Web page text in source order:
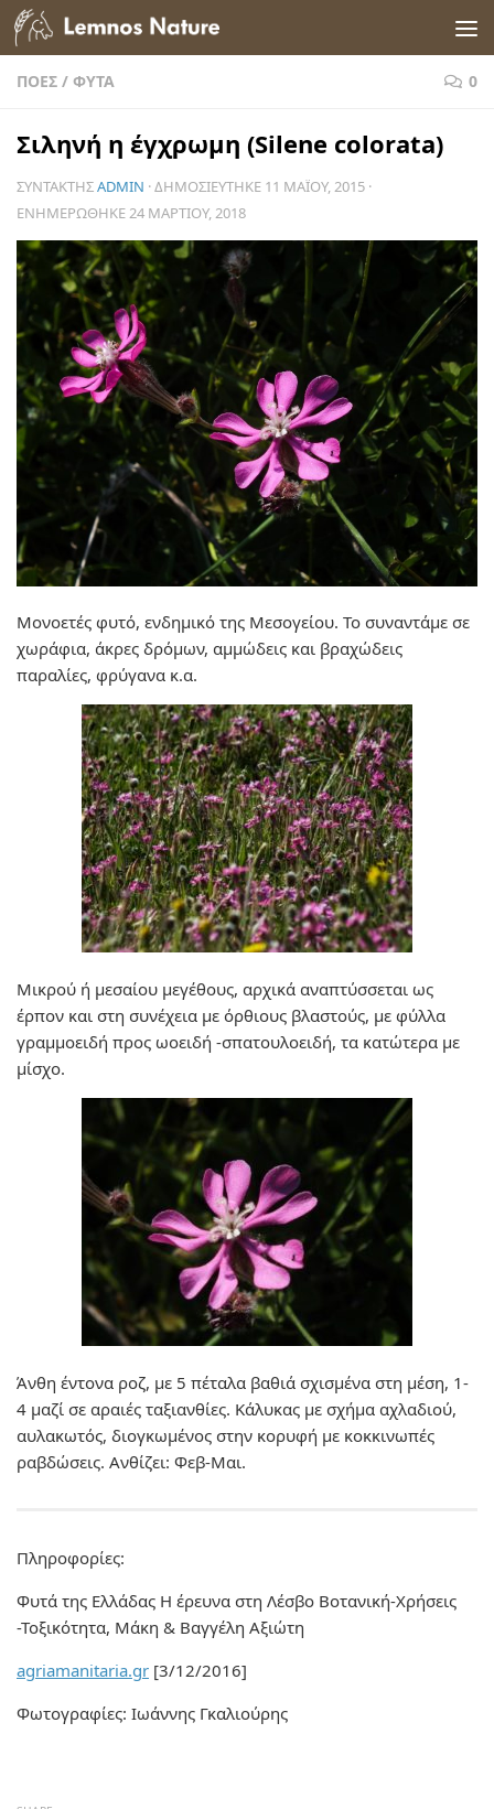
Skip to content
ΠΌΕΣ / ΦΥΤΆ 0
Σιληνή η έγχρωμη (Silene colorata)
ΣΥΝΤΆΚΤΗΣADMIN · ΔΗΜΟΣΙΕΎΤΗΚΕ 11 ΜΑΪ́ΟΥ, 2015 ·
ΕΝΗΜΕΡΏΘΗΚΕ24 ΜΑΡΤΊΟΥ, 2018
Μονοετές φυτό, ενδημικό της Μεσογείου. Το συναντάμε σε
χωράφια, άκρες δρόμων, αμμώδεις και βραχώδεις
παραλίες, φρύγανα κ.α.
Μικρού ή μεσαίου μεγέθους, αρχικά αναπτύσσεται ως
έρπον και στη συνέχεια με όρθιους βλαστούς, με φύλλα
γραμμοειδή προς ωοειδή -σπατουλοειδή, τα κατώτερα με
μίσχο.
Άνθη έντονα ροζ, με 5 πέταλα βαθιά σχισμένα στη μέση, 1-
4 μαζί σε αραιές ταξιανθίες. Κάλυκας με σχήμα αχλαδιού,
αυλακωτός, διογκωμένος στην κορυφή με κοκκινωπές
ραβδώσεις. Ανθίζει: Φεβ-Μαι.
Πληροφορίες:
Φυτά της Ελλάδας Η έρευνα στη Λέσβο Βοτανική-Χρήσεις
-Τοξικότητα, Μάκη & Βαγγέλη Αξιώτη
agriamanitaria.gr [3/12/2016]
Φωτογραφίες: Ιωάννης Γκαλιούρης